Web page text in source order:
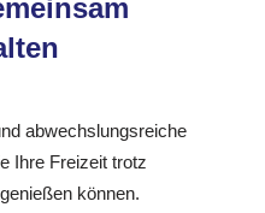
abwechslungsreiche
Ihre Freizeit trotz
können.